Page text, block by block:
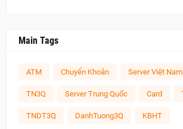
Main Tags
ATM Chuyển Khoản Server Việt Nam
TN3Q Server Trung Quốc Card
TNDT3Q DanhTuong3Q KBHT